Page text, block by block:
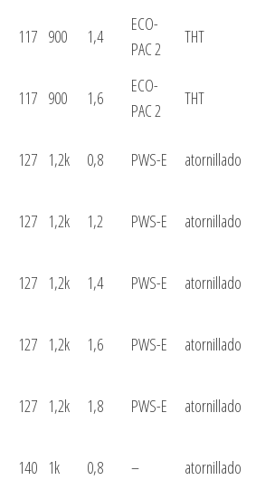
117 900 1,4
ECO-
PAC 2
THT
117 900 1,6
ECO-
PAC 2
THT
127 1,2k 0,8 PWS-E atornillado
127 1,2k 1,2 PWS-E atornillado
127 1,2k 1,4 PWS-E atornillado
127 1,2k 1,6 PWS-E atornillado
127 1,2k 1,8 PWS-E atornillado
140 1k 0,8 – atornillado